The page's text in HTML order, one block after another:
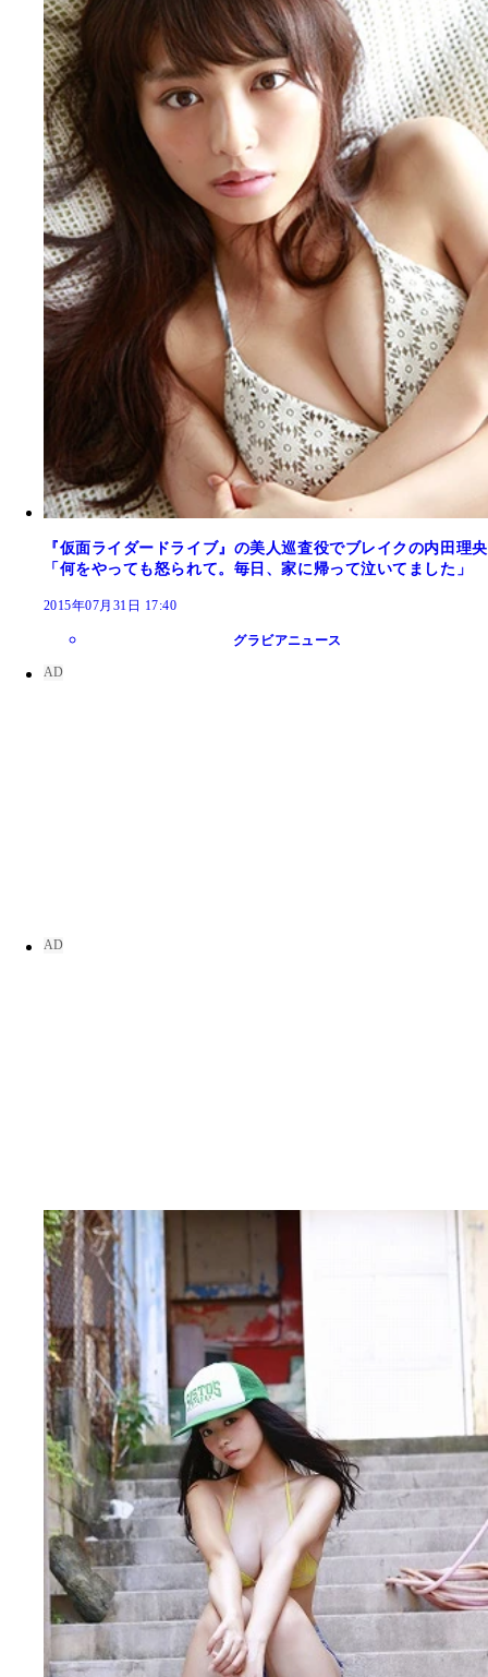
『仮面ライダードライブ』の美人巡査役でブレイクの内田理央
「何をやっても怒られて。毎日、家に帰って泣いてました」
2015年07月31日 17:40
グラビアニュース